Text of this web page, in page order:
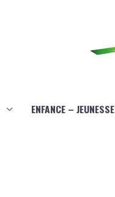
ENFANCE – JEUNESSE